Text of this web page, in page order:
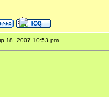
18, 2007 10:53 pm